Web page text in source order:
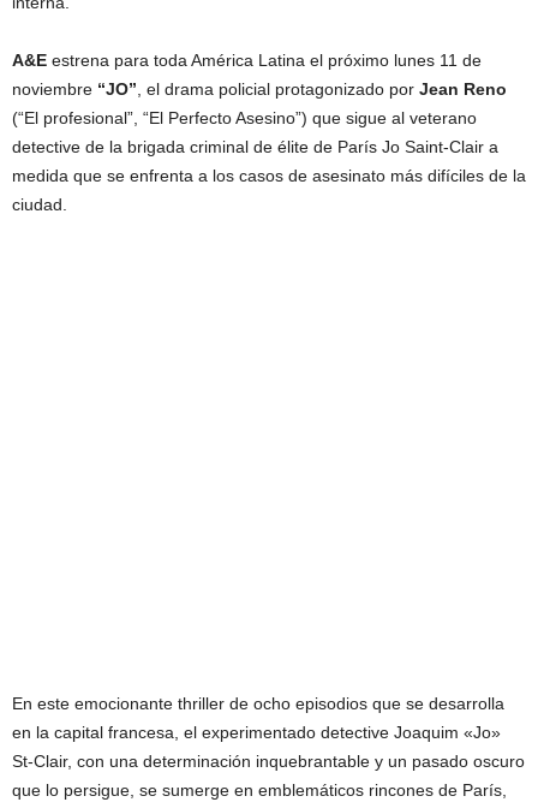
A&E estrena para toda América Latina el próximo lunes 11 de
noviembre “JO” , el drama policial protagonizado por Jean Reno
(“El profesional”, “El Perfecto Asesino”) que sigue al veterano
detective de la brigada criminal de élite de París Jo Saint-Clair a
medida que se enfrenta a los casos de asesinato más difíciles de la
ciudad.
En este emocionante thriller de ocho episodios que se desarrolla
en la capital francesa, el experimentado detective Joaquim «Jo»
St-Clair, con una determinación inquebrantable y un pasado oscuro
que lo persigue, se sumerge en emblemáticos rincones de París,